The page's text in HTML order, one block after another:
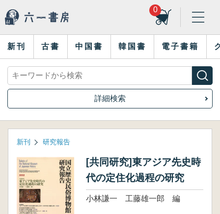
0
新刊 古書 中国書 韓国書 電子書籍
詳細検索
新刊 研究報告
[共同研究]東アジア先史時
代の定住化過程の研究
小林謙一 工藤雄一郎 編